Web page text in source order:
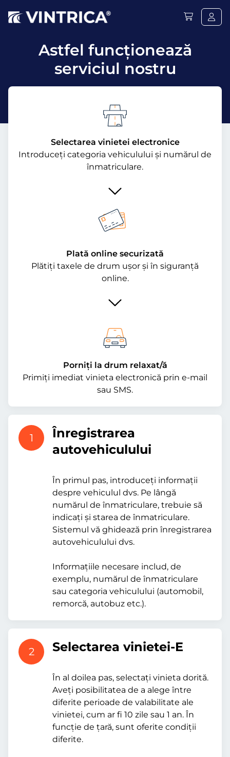
Astfel funcţionează
serviciul nostru
Selectarea vinietei electronice
Introduceți categoria vehiculului și numărul de
înmatriculare.
Plată online securizată
Plătiți taxele de drum ușor și în siguranță
online.
Porniți la drum relaxat/ă
Primiți imediat vinieta electronică prin e-mail
sau SMS.
1
Înregistrarea
autovehiculului
În primul pas, introduceți informații
despre vehiculul dvs. Pe lângă
numărul de înmatriculare, trebuie să
indicați și starea de înmatriculare.
Sistemul vă ghidează prin înregistrarea
autovehiculului dvs.
Informațiile necesare includ, de
exemplu, numărul de înmatriculare
sau categoria vehiculului (automobil,
remorcă, autobuz etc.).
2 Selectarea vinietei-E
În al doilea pas, selectați vinieta dorită.
Aveți posibilitatea de a alege între
diferite perioade de valabilitate ale
vinietei, cum ar fi 10 zile sau 1 an. În
funcție de țară, sunt oferite condiții
diferite.